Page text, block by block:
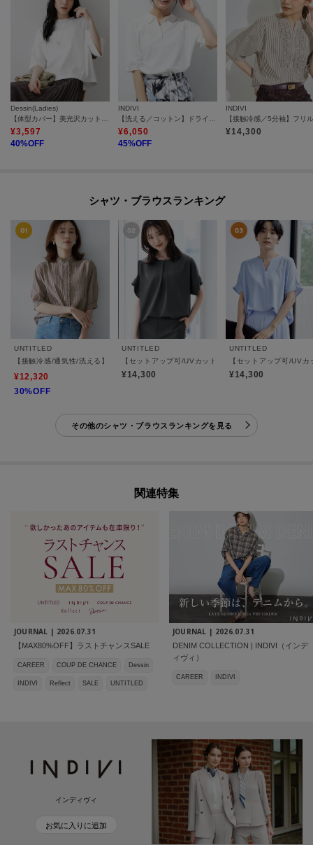
Dessin(Ladies)
¥3,597
40%OFF
INDIVI
¥6,050
45%OFF
INDIVI
¥14,300
シャツ・ブラウスランキング
UNTITLED
【接触冷感/通気性/洗える】スタンドカラーフリルブラウス
¥12,320
30%OFF
UNTITLED
【セットアップ可/UVカット/前後2WAY】リラクシーフ
¥14,300
UNTITLED
【セットアップ可/UV
¥14,300
その他のシャツ・ブラウスランキングを見る
関連特集
JOURNAL | 2026.07.31
【MAX80%OFF】ラストチャンスSALE
CAREER COUP DE CHANCE Dessin
INDIVI Reflect SALE UNTITLED
JOURNAL | 2026.07.31
DENIM COLLECTION | INDIVI（インデ
ィヴィ）
CAREER INDIVI
インディヴィ
お気に入りに追加